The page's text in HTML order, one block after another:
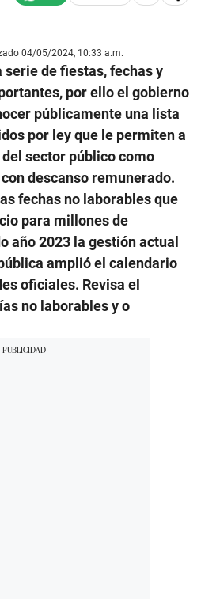
04/05/2024, 10:33 a.m.
de fiestas, fechas y
por ello el gobierno
públicamente una lista
por ley que le permiten a
sector público como
descanso remunerado.
fechas no laborables que
para millones de
año 2023 la gestión actual
amplió el calendario
oficiales. Revisa el
no laborables y o